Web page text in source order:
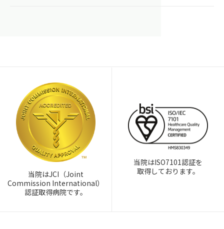
当院はJCI（Joint
Commission International）
認証取得病院です。
当院はISO7101認証を
取得しております。